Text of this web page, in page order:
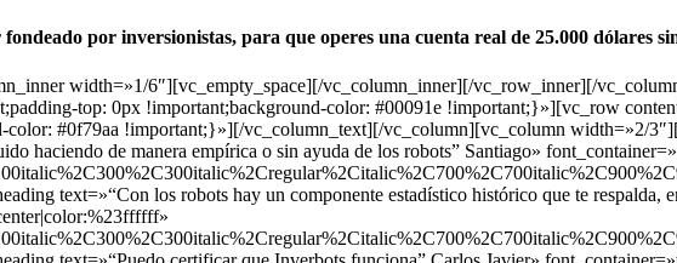
por inversionistas, para que operes una cuenta real de 25.000 dólares
width=»1/6″][vc_empty_space][/vc_column_inner][/vc_row_inner][/
top: 0px !important;background-color: #00091e !important;}»][vc_row
#0f79aa !important;}»][/vc_column_text][/vc_column][vc_column width=»2/
haciendo de manera empírica o sin ayuda de los robots” Santiago»
text=»“Con los robots hay un componente estadístico histórico que te respalda,